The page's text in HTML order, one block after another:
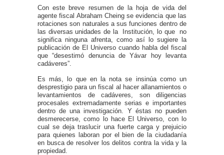
Con este breve resumen de la hoja de vida del
agente fiscal Abraham Cheing se evidencia que las
rotaciones son naturales a sus funciones dentro de
las diversas unidades de la Institución, lo que no
significa ninguna afrenta, como así lo sugiere la
publicación de El Universo cuando habla del fiscal
que “desestimó denuncia de Yávar hoy levanta
cadáveres”.
Es más, lo que en la nota se insinúa como un
desprestigio para un fiscal al hacer allanamientos o
levantamientos de cadáveres, son diligencias
procesales extremadamente serias e importantes
dentro de una investigación. Y éstas no pueden
desmerecerse, como lo hace El Universo, con lo
cual se deja traslucir una fuerte carga y prejuicio
para quienes laboran por el bien de la ciudadanía
en busca de resolver los delitos contra la vida y la
propiedad.